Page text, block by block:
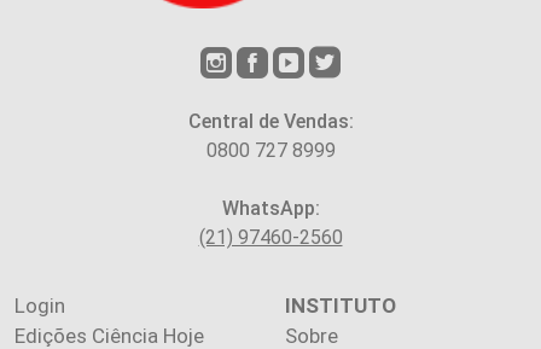
Central de Vendas:
0800 727 8999
WhatsApp:
(21) 97460-2560
Login
Edições Ciência Hoje
INSTITUTO
Sobre